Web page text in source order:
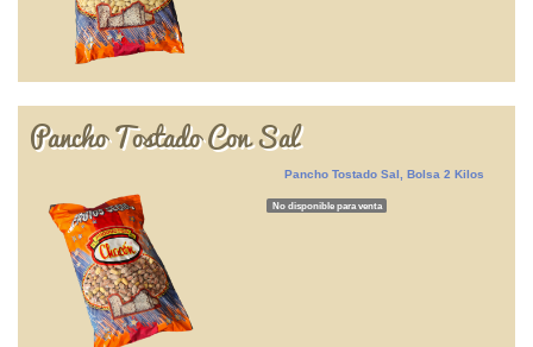
Pancho Tostado Con Sal
Pancho Tostado Sal, Bolsa 2 Kilos
No disponible para venta